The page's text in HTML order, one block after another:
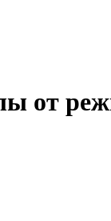
от